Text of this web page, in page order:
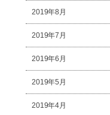
2019年8月
2019年7月
2019年6月
2019年5月
2019年4月